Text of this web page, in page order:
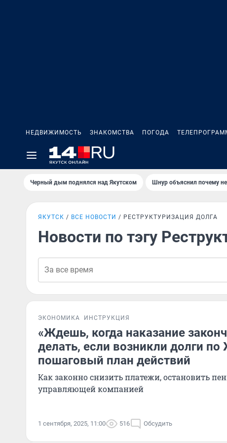
НЕДВИЖИМОСТЬ ЗНАКОМСТВА ПОГОДА
Черный дым поднялся над Якутском Шнур объяснил почему
ЯКУТСК ВСЕ НОВОСТИ РЕСТРУКТУРИЗАЦИЯ ДОЛГА
Новости по тэгу
ЭКОНОМИКА ИНСТРУКЦИЯ
«Ждешь, когда наказание
делать, если возникли долги
пошаговый план действий
Как законно снизить платежи, остановить
управляющей компанией
1 сентября, 2025, 11:00 516 Обсудить